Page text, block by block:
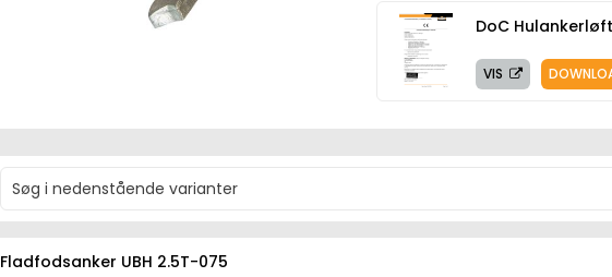
DoC Hulankerløft
VIS
Fladfodsanker UBH 2.5T-075